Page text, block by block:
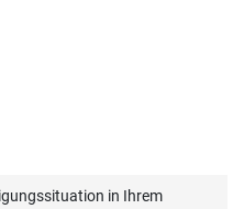
in Ihrem